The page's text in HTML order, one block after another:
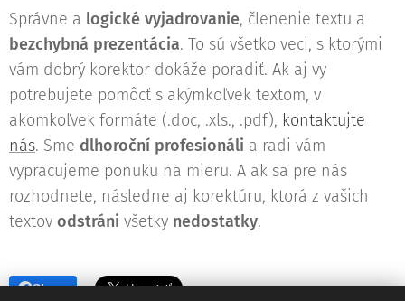
Správne a logické vyjadrovanie, členenie textu a
bezchybná prezentácia. To sú všetko veci, s ktorými
vám dobrý korektor dokáže poradiť. Ak aj vy
potrebujete pomôcť s akýmkoľvek textom, v
akomkoľvek formáte (.doc, .xls., .pdf), kontaktujte
nás. Sme dlhoroční profesionáli a radi vám
vypracujeme ponuku na mieru. A ak sa pre nás
rozhodnete, následne aj korektúru, ktorá z vašich
textov odstráni všetky nedostatky.
Share